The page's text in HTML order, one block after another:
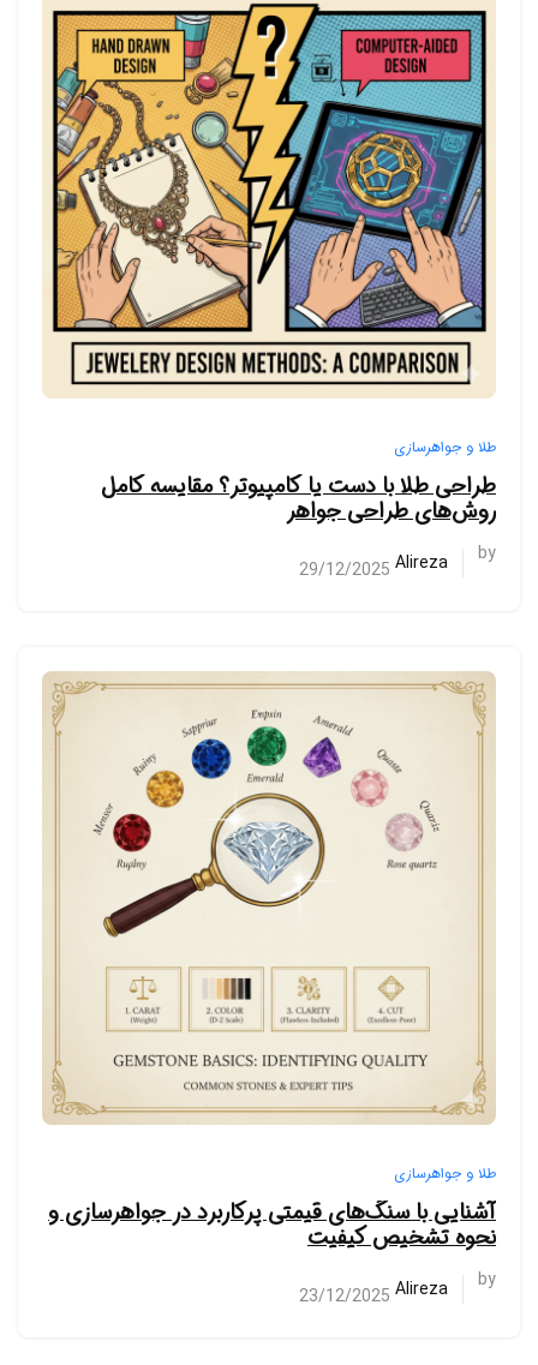
طلا و جواهرسازی
طراحی طلا با دست یا کامپیوتر؟ مقایسه کامل
روش‌های طراحی جواهر
by
Alireza
29/12/2025
طلا و جواهرسازی
آشنایی با سنگ‌های قیمتی پرکاربرد در جواهرسازی و
نحوه تشخیص کیفیت
by
Alireza
23/12/2025